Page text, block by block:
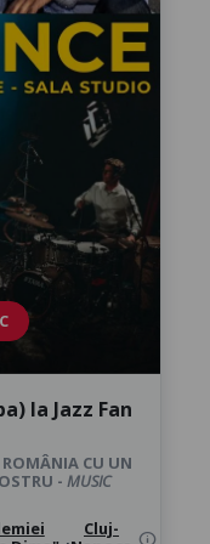
la Jazz Fan
CU UN
- MUSIC
Cluj-
info